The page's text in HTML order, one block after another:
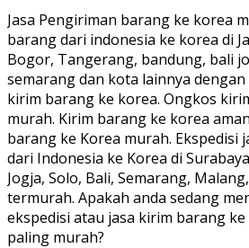
Jasa Pengiriman barang ke korea
barang dari indonesia ke korea di
Bogor, Tangerang, bandung, bali
semarang dan kota lainnya
kirim barang ke korea. Ongkos
murah. Kirim barang ke korea
barang ke Korea murah. Ekspedisi
dari Indonesia ke Korea di
Jogja, Solo, Bali, Semarang,
termurah. Apakah anda sedang
ekspedisi atau jasa kirim barang
paling murah?